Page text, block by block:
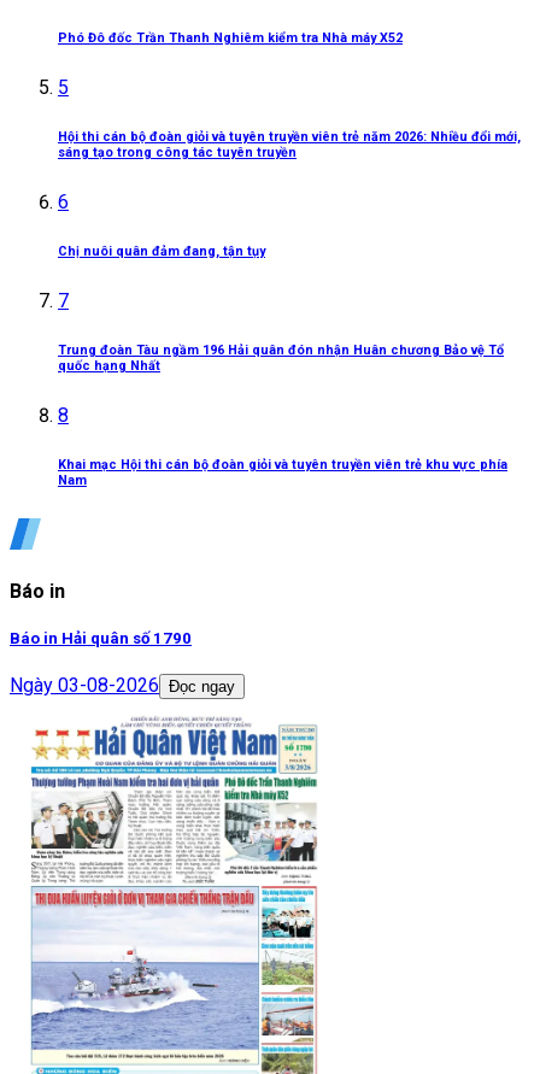
Phó Đô đốc Trần Thanh Nghiêm kiểm tra Nhà máy X52
5
Hội thi cán bộ đoàn giỏi và tuyên truyền viên trẻ năm 2026: Nhiều đổi mới,
sáng tạo trong công tác tuyên truyền
6
Chị nuôi quân đảm đang, tận tụy
7
Trung đoàn Tàu ngầm 196 Hải quân đón nhận Huân chương Bảo vệ Tổ
quốc hạng Nhất
8
Khai mạc Hội thi cán bộ đoàn giỏi và tuyên truyền viên trẻ khu vực phía
Nam
Báo in
Báo in Hải quân số 1790
Ngày 03-08-2026 Đọc ngay